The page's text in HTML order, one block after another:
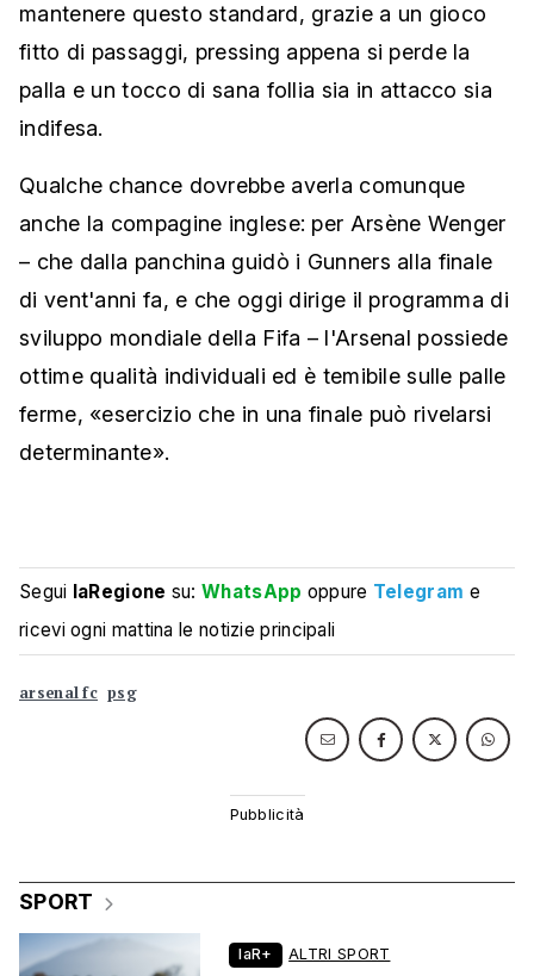
mantenere questo standard, grazie a un gioco
fitto di passaggi, pressing appena si perde la
palla e un tocco di sana follia sia in attacco sia
indifesa.
Qualche chance dovrebbe averla comunque
anche la compagine inglese: per Arsène Wenger
– che dalla panchina guidò i Gunners alla finale
di vent'anni fa, e che oggi dirige il programma di
sviluppo mondiale della Fifa – l'Arsenal possiede
ottime qualità individuali ed è temibile sulle palle
ferme, «esercizio che in una finale può rivelarsi
determinante».
Segui laRegione su:WhatsApp oppure Telegram e
ricevi ogni mattina le notizie principali
arsenal fc psg
SPORT
laR+ ALTRI SPORT